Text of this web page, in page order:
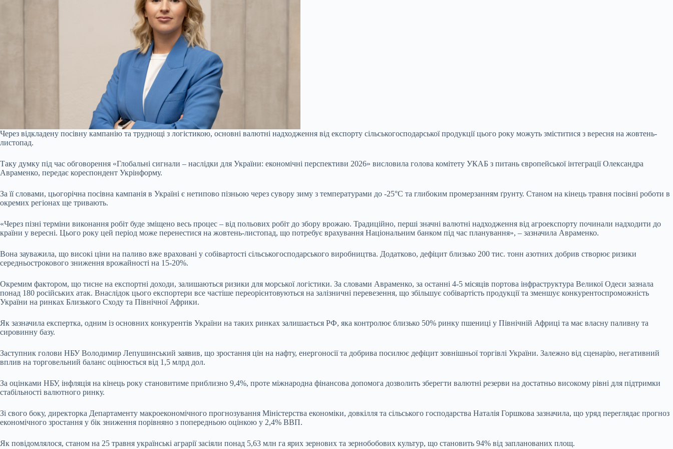
Через відкладену посівну кампанію та труднощі з логістикою, основні валютні надходження від експорту сільськогосподарської продукції цього року можуть зміститися з вересня на жовтень-
листопад.
Таку думку під час обговорення «Глобальні сигнали – наслідки для України: економічні перспективи 2026» висловила голова комітету УКАБ з питань європейської інтеграції Олександра
Авраменко, передає кореспондент Укрінформу.
За її словами, цьогорічна посівна кампанія в Україні є нетипово пізньою через сувору зиму з температурами до -25°C та глибоким промерзанням ґрунту. Станом на кінець травня посівні роботи в
окремих регіонах ще тривають.
«Через пізні терміни виконання робіт буде зміщено весь процес – від польових робіт до збору врожаю. Традиційно, перші значні валютні надходження від агроекспорту починали надходити до
країни у вересні. Цього року цей період може перенестися на жовтень-листопад, що потребує врахування Національним банком під час планування», – зазначила Авраменко.
Вона зауважила, що високі ціни на паливо вже враховані у собівартості сільськогосподарського виробництва. Додатково, дефіцит близько 200 тис. тонн азотних добрив створює ризики
середньострокового зниження врожайності на 15-20%.
Окремим фактором, що тисне на експортні доходи, залишаються ризики для морської логістики. За словами Авраменко, за останні 4-5 місяців портова інфраструктура Великої Одеси зазнала
понад 180 російських атак. Внаслідок цього експортери все частіше переорієнтовуються на залізничні перевезення, що збільшує собівартість продукції та зменшує конкурентоспроможність
України на ринках Близького Сходу та Північної Африки.
Як зазначила експертка, одним із основних конкурентів України на таких ринках залишається РФ, яка контролює близько 50% ринку пшениці у Північній Африці та має власну паливну та
сировинну базу.
Заступник голови НБУ Володимир Лепушинський заявив, що зростання цін на нафту, енергоносії та добрива посилює дефіцит зовнішньої торгівлі України. Залежно від сценарію, негативний
вплив на торговельний баланс оцінюється від 1,5 млрд дол.
За оцінками НБУ, інфляція на кінець року становитиме приблизно 9,4%, проте міжнародна фінансова допомога дозволить зберегти валютні резерви на достатньо високому рівні для підтримки
стабільності валютного ринку.
Зі свого боку, директорка Департаменту макроекономічного прогнозування Міністерства економіки, довкілля та сільського господарства Наталія Горшкова зазначила, що уряд переглядає прогноз
економічного зростання у бік зниження порівняно з попередньою оцінкою у 2,4% ВВП.
Як повідомлялося, станом на 25 травня українські аграрії засіяли понад 5,63 млн га ярих зернових та зернобобових культур, що становить 94% від запланованих площ.